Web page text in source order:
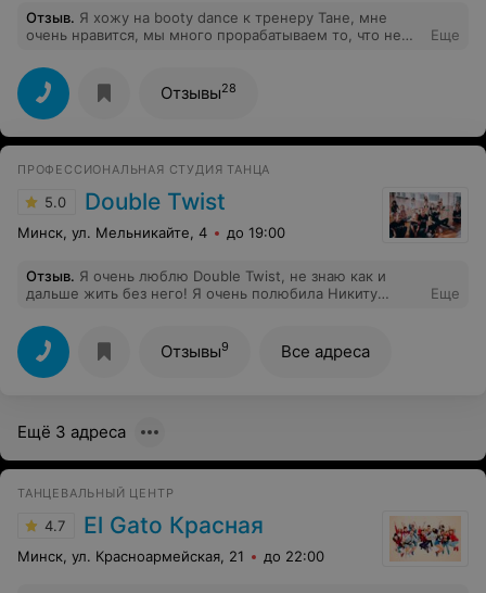
Отзыв. Я хожу на booty dance к тренеру Тане, мне
очень нравится, мы много прорабатываем то, что не
исправиться, что не может не радовать! Мой вердикт
такой: тренер огонь
Еще
Отзывы28
ПРОФЕССИОНАЛЬНАЯ СТУДИЯ ТАНЦА
5.0 Double Twist
Минск, ул. Мельникайте, 4 до 19:00
Отзыв. Я очень люблю Double Twist, не знаю как и
дальше жить без него! Я очень полюбила Никиту
перевернула мою жизнь и теперь я живу танцами!
Спасибо большое вам за ваш труд и внимание, заботу и
воспитание, я вас очень люблю!
Еще
Отзывы9 Все адреса
Ещё 3 адреса
ТАНЦЕВАЛЬНЫЙ ЦЕНТР
4.7 El Gato Красная
Минск, ул. Красноармейская, 21 до 22:00